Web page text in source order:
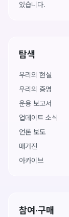
있습니다.
탐색
우리의 현실
우리의 증명
운용 보고서
업데이트 소식
언론 보도
매거진
아카이브
참여·구매